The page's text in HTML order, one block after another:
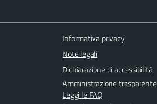
Informativa privacy
Note legali
Dichiarazione di accessibilità
Amministrazione trasparente
Leggi le FAQ